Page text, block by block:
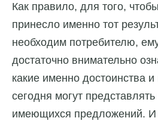
Как правило, для того,
принесло именно тот
необходим потребителю,
достаточно внимательно
какие именно достоинства
сегодня могут
имеющихся предложений. И